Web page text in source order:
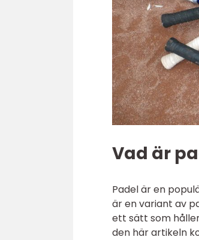
Vad är
Padel är en
är en variant av
ett sätt som
den här artikeln